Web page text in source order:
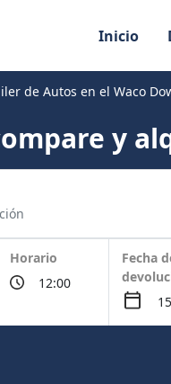
Inicio
de Autos en el Waco
y
Horario
Fecha